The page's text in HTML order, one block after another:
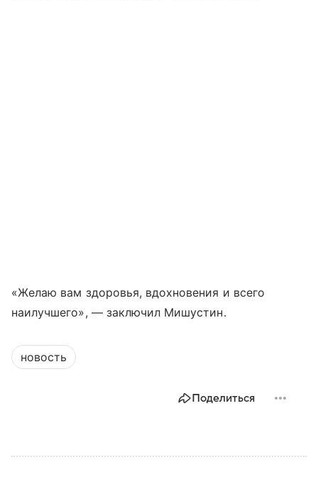
«Желаю вам здоровья, вдохновения и всего
наилучшего», — заключил Мишустин.
новость
Поделиться